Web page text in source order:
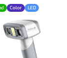
Color LED